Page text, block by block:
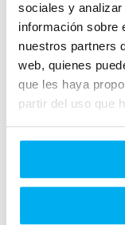
sociales y
información sobre
nuestros partners
web, quienes
que les haya
partir del uso que
He leído y acepto
Quiero que